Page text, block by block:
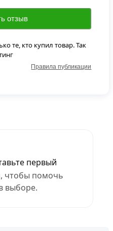
первый
чтобы помочь
выборе.
отзыв
те, кто купил товар. Так
Правила публикации